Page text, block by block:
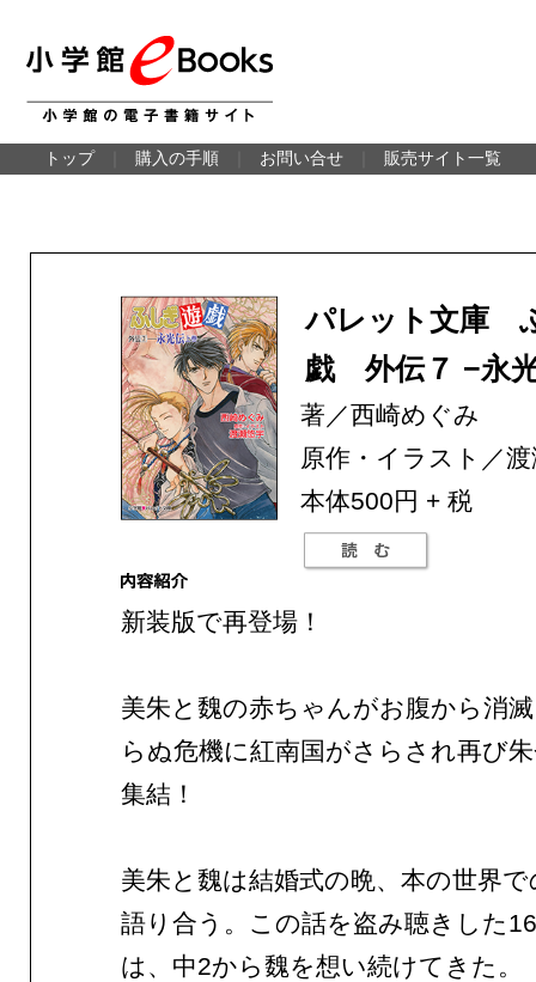
トップ 購入の手順 お問い合せ 販売サイト一覧
パレット文庫
戯 外伝７ −永
著／西崎めぐみ
原作・イラスト／
本体500円 + 税
新装版で再登場！
美朱と魏の赤ちゃんがお腹から消
らぬ危機に紅南国がさらされ再び
集結！
美朱と魏は結婚式の晩、本の世界
語り合う。この話を盗み聴きした
は、中2から魏を想い続けてきた。